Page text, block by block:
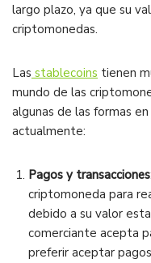
largo plazo, ya que su
criptomonedas.
Las stablecoins tienen
mundo de las
algunas de las formas
actualmente:
Pagos y transacciones
criptomoneda para
debido a su valor
comerciante acepta
preferir aceptar